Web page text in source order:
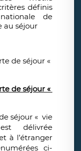
définis
de
au séjour
de séjour «
de séjour «
séjour « vie
délivrée
à l’étranger
ci-